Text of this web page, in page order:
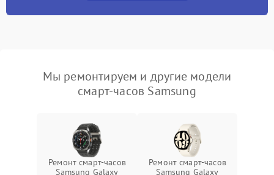
Мы ремонтируем и другие модели
смарт-часов Samsung
Ремонт смарт-часов
Samsung Galaxy
Ремонт смарт-часов
Samsung Galaxy